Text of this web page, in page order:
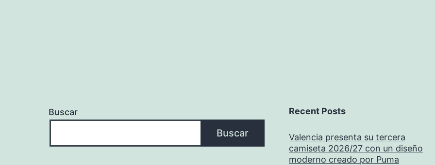
Buscar
Buscar
Recent Posts
Valencia presenta su tercera
camiseta 2026/27 con un diseño
moderno creado por Puma